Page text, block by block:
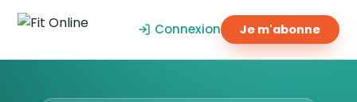
Connexion Je m'abonne